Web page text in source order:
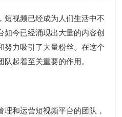
短视频已经成为人们生活中不
如今已经涌现出大量的内容创
努力吸引了大量粉丝。在这个
起着至关重要的作用。
和运营短视频平台的团队，